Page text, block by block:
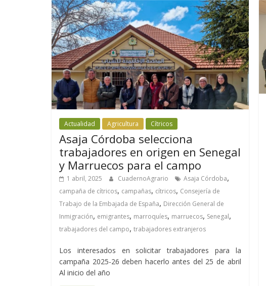
Actualidad Agricultura Cítricos
Asaja Córdoba selecciona
trabajadores en origen en Senegal
y Marruecos para el campo
1 abril, 2025 CuadernoAgrario Asaja Córdoba,
campaña de cítricos, campañas, cítricos, Consejería de
Trabajo de la Embajada de España, Dirección General de
Inmigración, emigrantes, marroquíes, marruecos, Senegal,
trabajadores del campo, trabajadores extranjeros
Los interesados en solicitar trabajadores para la
campaña 2025-26 deben hacerlo antes del 25 de abril
Al inicio del año